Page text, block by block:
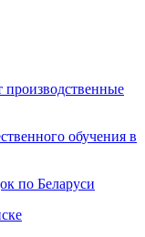
обучения в
по Беларуси